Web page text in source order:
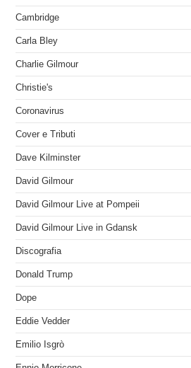
Cambridge
Carla Bley
Charlie Gilmour
Christie's
Coronavirus
Cover e Tributi
Dave Kilminster
David Gilmour
David Gilmour Live at Pompeii
David Gilmour Live in Gdansk
Discografia
Donald Trump
Dope
Eddie Vedder
Emilio Isgrò